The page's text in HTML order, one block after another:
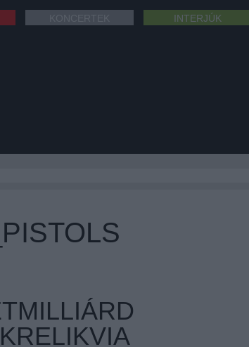
INTERJÚK